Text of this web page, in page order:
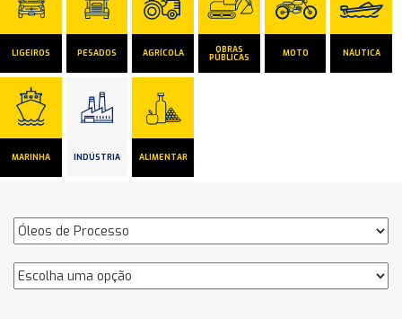
LIGEIROS PESADOS AGRÍCOLA OBRAS
PÚBLICAS MOTO NÁUTICA
MARINHA INDÚSTRIA ALIMENTAR